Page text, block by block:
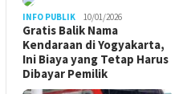
INFO PUBLIK 10/01/2026
Gratis Balik Nama
Kendaraan di Yogyakarta,
Ini Biaya yang Tetap Harus
Dibayar Pemilik